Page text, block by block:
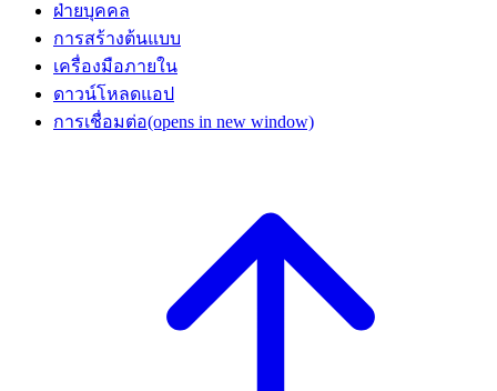
ฝ่ายบุคคล
การสร้างต้นแบบ
เครื่องมือภายใน
ดาวน์โหลดแอป
การเชื่อมต่อ(opens in new window)